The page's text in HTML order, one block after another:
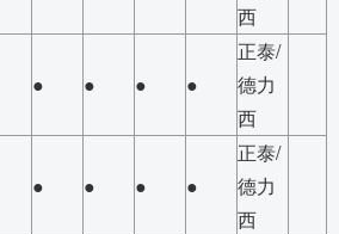
西
● ● ● ●
正泰/
德力
西
● ● ● ●
正泰/
德力
西